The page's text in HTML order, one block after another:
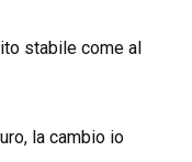
stabile come al
la cambio io